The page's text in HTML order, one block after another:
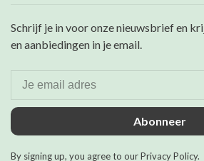
Schrijf je in voor onze nieuwsbrief en
en aanbiedingen in je email.
Abonneer
By signing up, you agree to our Privacy Policy.